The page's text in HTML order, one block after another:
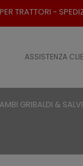
RAPIDA -
ASSISTENZA
GRIBALDI &